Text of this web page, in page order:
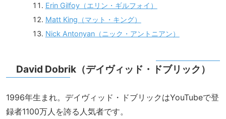
Erin Gilfoy（エリン・ギルフォイ）
Matt King（マット・キング）
Nick Antonyan（ニック・アントニアン）
David Dobrik（デイヴィッド・ドブリック）
1996年生まれ。デイヴィッド・ドブリックはYouTubeで登
録者1100万人を誇る人気者です。